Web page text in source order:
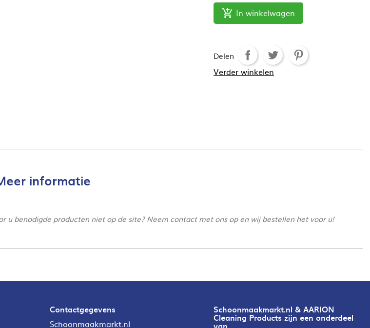
 In winkelwagen
Delen
Verder winkelen
informatie
u benodigde producten niet op de site? Neem contact met ons op en wij bestellen het voor u!
Contactgegevens
Schoonmaakmarkt.nl
Schoonmaakmarkt.nl & AARION
Cleaning Products zijn een onderdeel
van